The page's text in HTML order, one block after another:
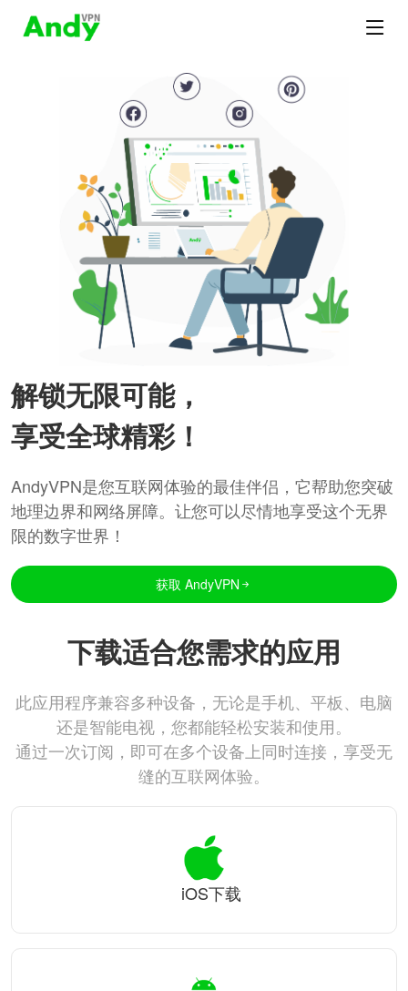
解锁无限可能，
享受全球精彩！
AndyVPN是您互联网体验的最佳伴侣，它帮助您突破
地理边界和网络屏障。让您可以尽情地享受这个无界
限的数字世界！
获取 AndyVPN
下载适合您需求的应用
此应用程序兼容多种设备，无论是手机、平板、电脑
还是智能电视，您都能轻松安装和使用。
通过一次订阅，即可在多个设备上同时连接，享受无
缝的互联网体验。
iOS下载